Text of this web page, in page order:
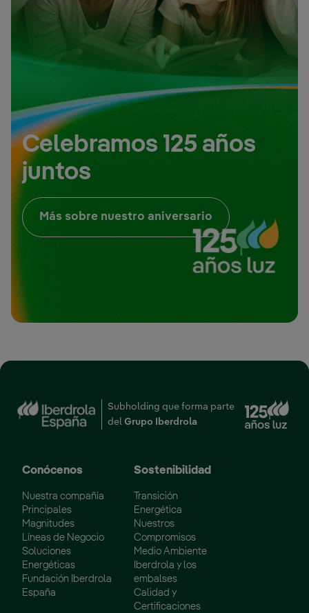
Celebramos 125 años
juntos
Más sobre nuestro aniversario Enlace externo,
Subholding que forma parte
del Grupo Iberdrola
Conócenos
Nuestra compañía
Principales
Magnitudes
Líneas de Negocio
Soluciones
Energéticas
Fundación Iberdrola
España
Sostenibilidad
Transición
Energética
Nuestros
Compromisos
Medio Ambiente
Iberdrola y los
embalses
Calidad y
Certificaciones